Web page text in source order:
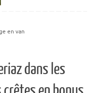
en van
dans les